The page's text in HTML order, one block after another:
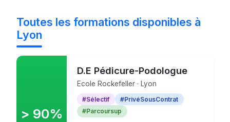
Toutes les formations disponibles à
Lyon
> 90%
D.E Pédicure-Podologue
Ecole Rockefeller · Lyon
#Sélectif
#PrivéSousContrat
#Parcoursup